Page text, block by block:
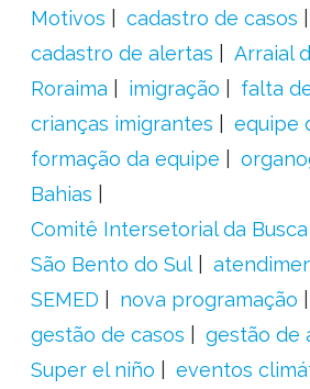
Motivos
cadastro de casos
cadastro de alertas
Arraial
Roraima
imigração
falta
crianças imigrantes
equipe
formação da equipe
Bahias
Comitê Intersetorial da
São Bento do Sul
SEMED
nova programação
gestão de casos
gestão de
Super el niño
eventos